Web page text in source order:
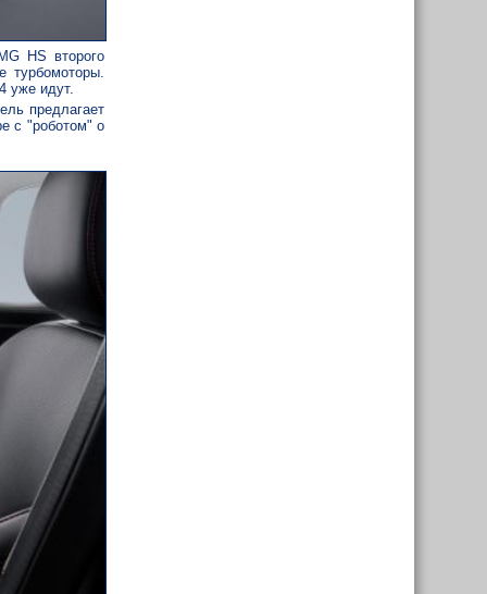
HS второго
турбомоторы.
уже идут.
предлагает
с "роботом" о